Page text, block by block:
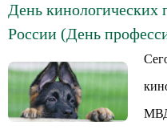
День
России (День